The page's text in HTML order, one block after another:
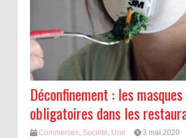
Déconfinement : les
obligatoires dans les
Commerces, Société, Une 3 mai 2020